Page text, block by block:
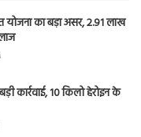
का बड़ा असर, 2.91 लाख
10 किलो हेरोइन के